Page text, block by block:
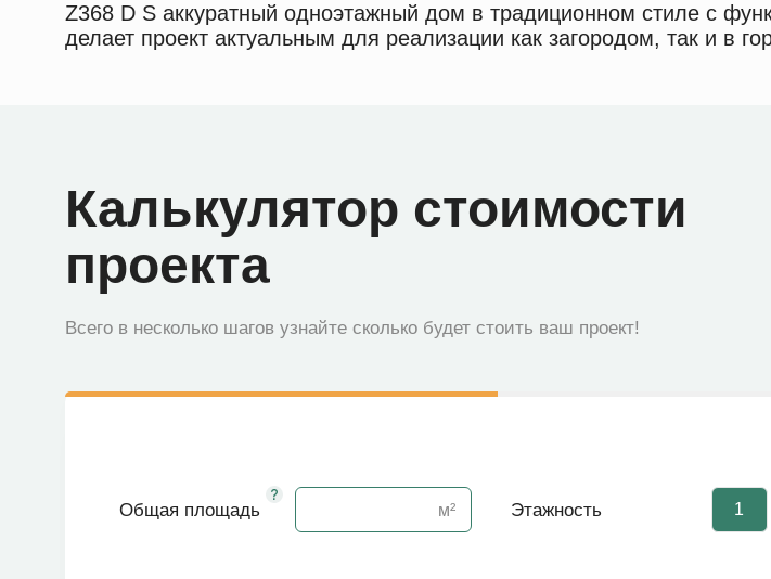
Z368 D S аккуратный одноэтажный дом в традиционном стиле с
делает проект актуальным для реализации как загородом, так и в
Калькулятор стоимости
проекта
Всего в несколько шагов узнайте сколько будет стоить ваш проект!
Общая площадь Этажность 1